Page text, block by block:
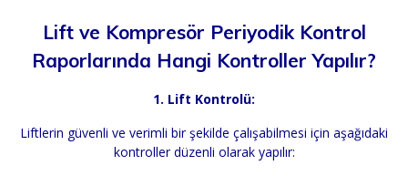
Lift ve Kompresör Periyodik Kontrol
Raporlarında Hangi Kontroller Yapılır?
1. Lift Kontrolü:
Liftlerin güvenli ve verimli bir şekilde çalışabilmesi için aşağıdaki
kontroller düzenli olarak yapılır: